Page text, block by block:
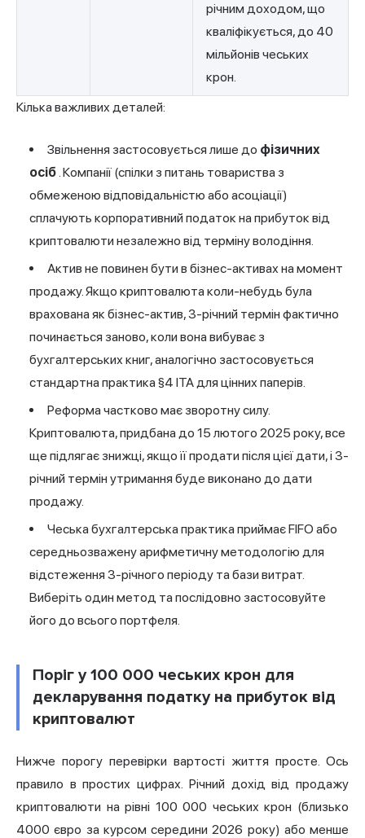
річним доходом, що
кваліфікується, до 40
мільйонів чеських
крон.
Кілька важливих деталей:
Звільнення застосовується лише до фізичних
осіб. Компанії (спілки з питань товариства з
обмеженою відповідальністю або асоціації)
сплачують корпоративний податок на прибуток від
криптовалюти незалежно від терміну володіння.
Актив не повинен бути в бізнес-активах на момент
продажу. Якщо криптовалюта коли-небудь була
врахована як бізнес-актив, 3-річний термін фактично
починається заново, коли вона вибуває з
бухгалтерських книг, аналогічно застосовується
стандартна практика §4 ITA для цінних паперів.
Реформа частково має зворотну силу.
Криптовалюта, придбана до 15 лютого 2025 року, все
ще підлягає знижці, якщо її продати після цієї дати, і 3-
річний термін утримання буде виконано до дати
продажу.
Чеська бухгалтерська практика приймає FIFO або
середньозважену арифметичну методологію для
відстеження 3-річного періоду та бази витрат.
Виберіть один метод та послідовно застосовуйте
його до всього портфеля.
Поріг у 100 000 чеських крон для
декларування податку на прибуток від
криптовалют
Нижче порогу перевірки вартості життя просте. Ось
правило в простих цифрах. Річний дохід від продажу
криптовалюти на рівні 100 000 чеських крон (близько
4000 євро за курсом середини 2026 року) або менше